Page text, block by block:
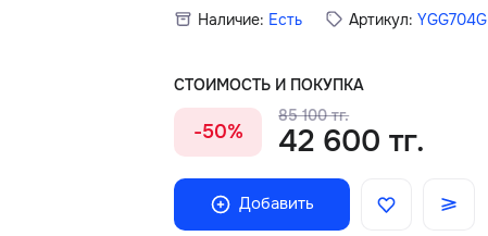
Наличие: Есть Артикул: YGG704G
СТОИМОСТЬ И ПОКУПКА
-50%
85 100 тг.
42 600 тг.
Добавить